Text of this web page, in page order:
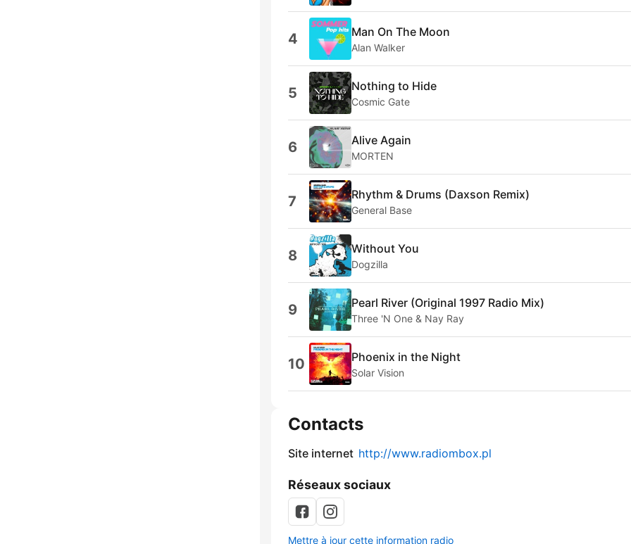
4 Man On The Moon
Alan Walker
5 Nothing to Hide
Cosmic Gate
6 Alive Again
MORTEN
7 Rhythm & Drums (Daxson Remix)
General Base
8 Without You
Dogzilla
9 Pearl River (Original 1997 Radio Mix)
Three 'N One & Nay Ray
10 Phoenix in the Night
Solar Vision
Contacts
Site internet http://www.radiombox.pl
Réseaux sociaux
Mettre à jour cette information radio